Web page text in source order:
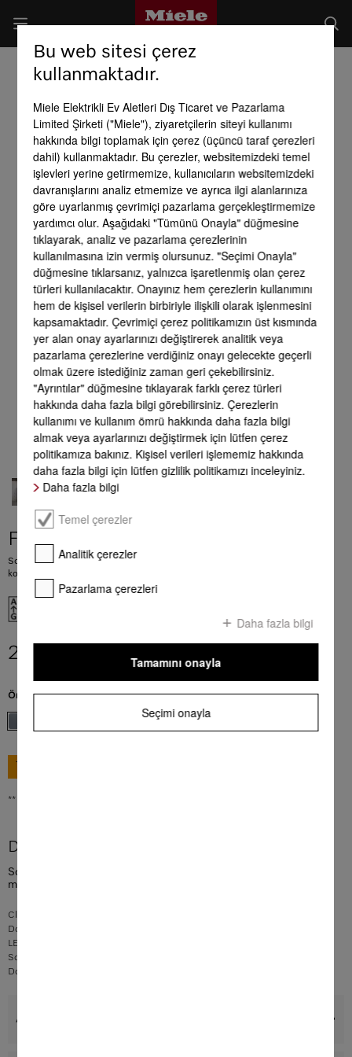
FNS 4882 D
Solo-dondurucu Mükemmel yan yana kurulum için NoFrost ve maksimum
konfor.
219.990,00 TL
Ön yüzey rengi: Paslanmaz çelik/CleanSteel
** KDV dahil tüm fiyatlar, gönderim giderleri hariç
Daha fazla ürün bilgileri
Solo-dondurucu Mükemmel yan yana kurulum için NoFrost ve
maksimum konfor.
Click2open
Dondurulmuş gıdalar buzlanmıyor –
LED ile optimal ve bakım gerektirmeyen iç aydınlatma
SoftClose
Dondurulan büyük ürünler için daha geniş alan –
Avantajlar
Bu web sitesi çerez
kullanmaktadır.
Miele Elektrikli Ev Aletleri Dış Ticaret ve Pazarlama
Limited Şirketi ("Miele"), ziyaretçilerin siteyi kullanımı
hakkında bilgi toplamak için çerez (üçüncü taraf çerezleri
dahil) kullanmaktadır. Bu çerezler, websitemizdeki temel
işlevleri yerine getirmemize, kullanıcıların websitemizdeki
davranışlarını analiz etmemize ve ayrıca ilgi alanlarınıza
göre uyarlanmış çevrimiçi pazarlama gerçekleştirmemize
yardımcı olur. Aşağıdaki "Tümünü Onayla" düğmesine
tıklayarak, analiz ve pazarlama çerezlerinin
kullanılmasına izin vermiş olursunuz. "Seçimi Onayla"
düğmesine tıklarsanız, yalnızca işaretlenmiş olan çerez
türleri kullanılacaktır. Onayınız hem çerezlerin kullanımını
hem de kişisel verilerin birbiriyle ilişkili olarak işlenmesini
kapsamaktadır. Çevrimiçi çerez politikamızın üst kısmında
yer alan onay ayarlarınızı değiştirerek analitik veya
pazarlama çerezlerine verdiğiniz onayı gelecekte geçerli
olmak üzere istediğiniz zaman geri çekebilirsiniz.
"Ayrıntılar" düğmesine tıklayarak farklı çerez türleri
hakkında daha fazla bilgi görebilirsiniz. Çerezlerin
kullanımı ve kullanım ömrü hakkında daha fazla bilgi
almak veya ayarlarınızı değiştirmek için lütfen çerez
politikamıza bakınız. Kişisel verileri işlememiz hakkında
daha fazla bilgi için lütfen gizlilik politikamızı inceleyiniz.
Daha fazla bilgi
Temel çerezler
Analitik çerezler
Pazarlama çerezleri
Daha fazla bilgi
Seçimi onayla
Tamamını onayla